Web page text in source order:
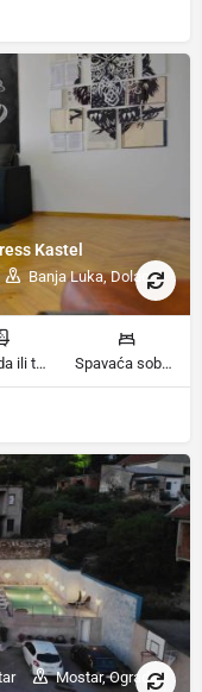
Kastel
Banja Luka, Dolac
WC, Kada ili tuš kupatila Spavaća soba 1: 1 kauč na razvlačenje | Dnevni boravak: 1 kauč na razvlačenje ležaja
Mostar, Ograda